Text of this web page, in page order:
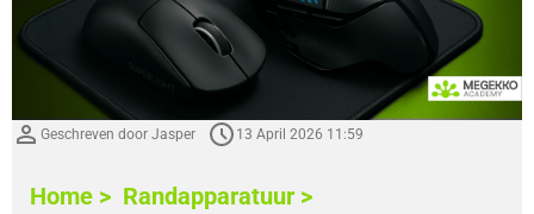
Geschreven door Jasper 13 April 2026 11:59
Home > Randapparatuur >